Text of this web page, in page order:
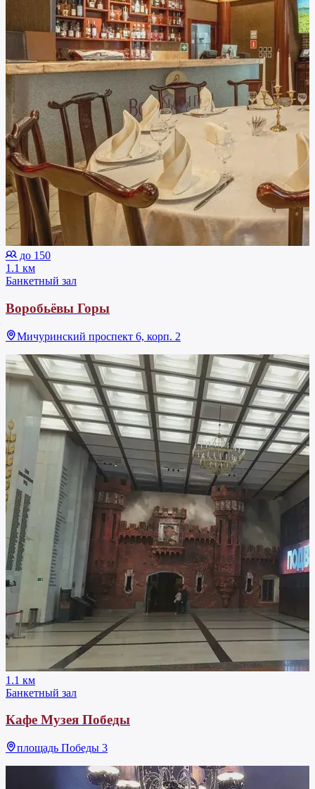
до 150
1.1 км
Банкетный зал
Воробьёвы Горы
Мичуринский проспект 6, корп. 2
1.1 км
Банкетный зал
Кафе Музея Победы
площадь Победы 3